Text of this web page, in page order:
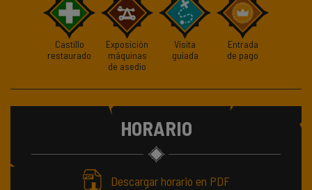
Castillo
restaurado
Exposición
máquinas
de asedio
Visita
guiada
Entrada
de pago
HORARIO
Descargar horario en PDF